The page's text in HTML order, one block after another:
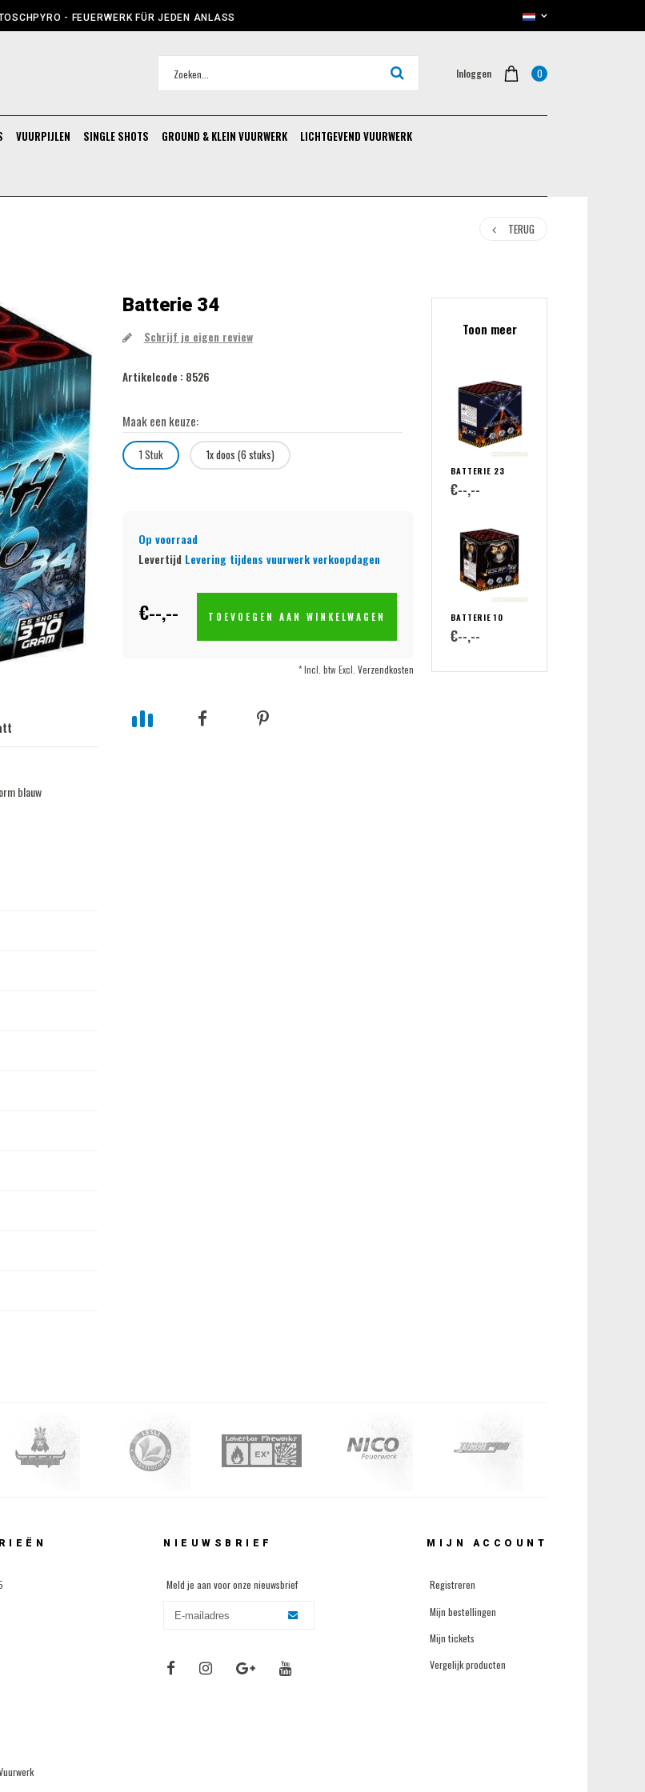
- FEUERWERK FÜR JEDEN ANLASS
Inloggen 0
VUURPIJLEN SINGLE SHOTS GROUND & KLEIN VUURWERK LICHTGEVEND VUURWERK
TERUG
blauw
Batterie 34
Schrijf je eigen review
Artikelcode : 8526
Maak een keuze:
1 Stuk 1x doos (6 stuks)
Op voorraad
Levertijd Levering tijdens vuurwerk verkoopdagen
€--,-- TOEVOEGEN AAN WINKELWAGEN
* Incl. btw Excl. Verzendkosten
Toon meer
BATTERIE 23
€--,--
BATTERIE 10
€--,--
NIEUWSBRIEF
Meld je aan voor onze nieuwsbrief
MIJN ACCOUNT
Registreren
Mijn bestellingen
Mijn tickets
Vergelijk producten